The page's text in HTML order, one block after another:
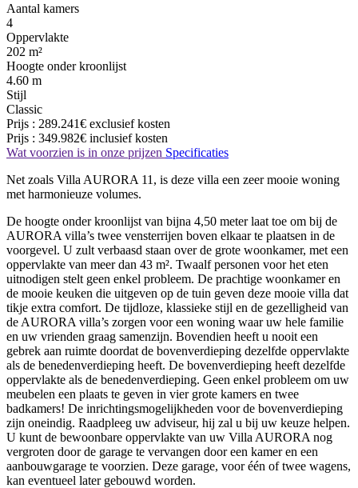
Aantal kamers
4
Oppervlakte
202 m²
Hoogte onder kroonlijst
4.60 m
Stijl
Classic
Prijs : 289.241€ exclusief kosten
Prijs : 349.982€ inclusief kosten
Wat voorzien is in onze prijzen Specificaties
Net zoals Villa AURORA 11, is deze villa een zeer mooie woning
met harmonieuze volumes.
De hoogte onder kroonlijst van bijna 4,50 meter laat toe om bij de
AURORA villa’s twee vensterrijen boven elkaar te plaatsen in de
voorgevel. U zult verbaasd staan over de grote woonkamer, met een
oppervlakte van meer dan 43 m². Twaalf personen voor het eten
uitnodigen stelt geen enkel probleem. De prachtige woonkamer en
de mooie keuken die uitgeven op de tuin geven deze mooie villa dat
tikje extra comfort. De tijdloze, klassieke stijl en de gezelligheid van
de AURORA villa’s zorgen voor een woning waar uw hele familie
en uw vrienden graag samenzijn. Bovendien heeft u nooit een
gebrek aan ruimte doordat de bovenverdieping dezelfde oppervlakte
als de benedenverdieping heeft. De bovenverdieping heeft dezelfde
oppervlakte als de benedenverdieping. Geen enkel probleem om uw
meubelen een plaats te geven in vier grote kamers en twee
badkamers! De inrichtingsmogelijkheden voor de bovenverdieping
zijn oneindig. Raadpleeg uw adviseur, hij zal u bij uw keuze helpen.
U kunt de bewoonbare oppervlakte van uw Villa AURORA nog
vergroten door de garage te vervangen door een kamer en een
aanbouwgarage te voorzien. Deze garage, voor één of twee wagens,
kan eventueel later gebouwd worden.